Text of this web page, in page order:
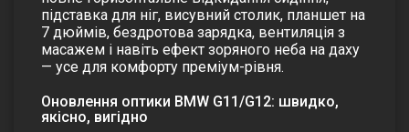
підставка для ніг, висувний столик, планшет на
7 дюймів, бездротова зарядка, вентиляція з
масажем і навіть ефект зоряного неба на даху
— усе для комфорту преміум-рівня.
Оновлення оптики BMW G11/G12: швидко,
якісно, вигідно